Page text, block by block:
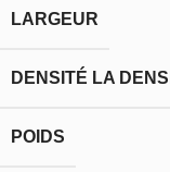
LARGEUR
DENSITÉ LA
POIDS